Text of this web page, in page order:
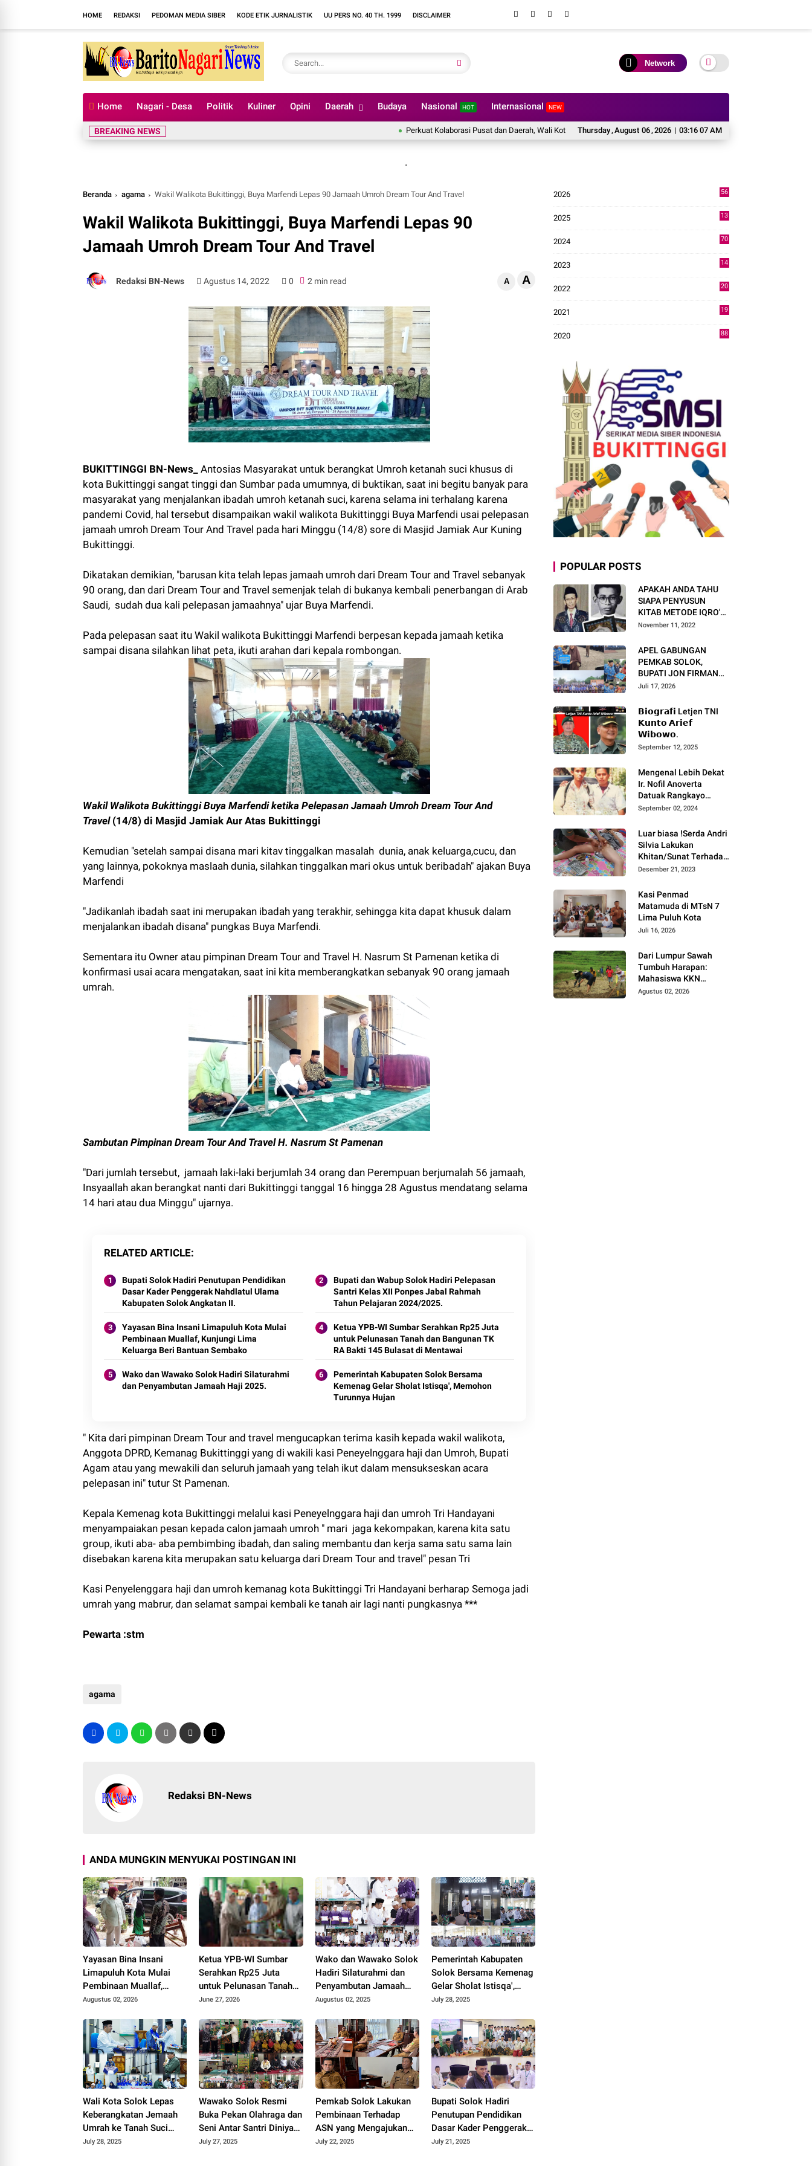
HOME REDAKSI PEDOMAN MEDIA SIBER KODE ETIK JURNALISTIK UU PERS NO. 40 TH. 1999 DISCLAIMER
Network
Home Nagari - Desa Politik Kuliner Opini Daerah Budaya Nasional HOT Internasional NEW
Thursday,August 06,2026 | 03:16 08 AM
BREAKING NEWS Perkuat Kolaborasi Pusat dan Daerah, Wali Kota Solok Hadiri Reses Anggota DPR RI H. Zigo Rolanda
.
Beranda agama Wakil Walikota Bukittinggi, Buya Marfendi Lepas 90 Jamaah Umroh Dream Tour And Travel
Wakil Walikota Bukittinggi, Buya Marfendi Lepas 90
Jamaah Umroh Dream Tour And Travel
Redaksi BN-News Agustus 14, 2022 0 2 min read A A
BUKITTINGGI BN-News_ Antosias Masyarakat untuk berangkat Umroh ketanah suci khusus di
kota Bukittinggi sangat tinggi dan Sumbar pada umumnya, di buktikan, saat ini begitu banyak para
masyarakat yang menjalankan ibadah umroh ketanah suci, karena selama ini terhalang karena
pandemi Covid, hal tersebut disampaikan wakil walikota Bukittinggi Buya Marfendi usai pelepasan
jamaah umroh Dream Tour And Travel pada hari Minggu (14/8) sore di Masjid Jamiak Aur Kuning
Bukittinggi.
Dikatakan demikian, "barusan kita telah lepas jamaah umroh dari Dream Tour and Travel sebanyak
90 orang, dan dari Dream Tour and Travel semenjak telah di bukanya kembali penerbangan di Arab
Saudi, sudah dua kali pelepasan jamaahnya" ujar Buya Marfendi.
Pada pelepasan saat itu Wakil walikota Bukittinggi Marfendi berpesan kepada jamaah ketika
sampai disana silahkan lihat peta, ikuti arahan dari kepala rombongan.
Wakil Walikota Bukittinggi Buya Marfendi ketika Pelepasan Jamaah Umroh Dream Tour And
Travel(14/8) di Masjid Jamiak Aur Atas Bukittinggi
Kemudian "setelah sampai disana mari kitav tinggalkan masalah dunia, anak keluarga,cucu, dan
yang lainnya, pokoknya maslaah dunia, silahkan tinggalkan mari okus untuk beribadah" ajakan Buya
Marfendi
"Jadikanlah ibadah saat ini merupakan ibadah yang terakhir, sehingga kita dapat khusuk dalam
menjalankan ibadah disana" pungkas Buya Marfendi.
Sementara itu Owner atau pimpinan Dream Tour and Travel H. Nasrum St Pamenan ketika di
konfirmasi usai acara mengatakan, saat ini kita memberangkatkan sebanyak 90 orang jamaah
umrah.
Sambutan Pimpinan Dream Tour And Travel H. Nasrum St Pamenan
"Dari jumlah tersebut, jamaah laki-laki berjumlah 34 orang dan Perempuan berjumalah 56 jamaah,
Insyaallah akan berangkat nanti dari Bukittinggi tanggal 16 hingga 28 Agustus mendatang selama
14 hari atau dua Minggu" ujarnya.
RELATED ARTICLE
Bupati Solok Hadiri Penutupan Pendidikan
Dasar Kader Penggerak Nahdlatul Ulama
Kabupaten Solok Angkatan II.
Bupati dan Wabup Solok Hadiri Pelepasan
Santri Kelas XII Ponpes Jabal Rahmah
Tahun Pelajaran 2024/2025.
Yayasan Bina Insani Limapuluh Kota Mulai
Pembinaan Muallaf, Kunjungi Lima
Keluarga Beri Bantuan Sembako
Ketua YPB-WI Sumbar Serahkan Rp25 Juta
untuk Pelunasan Tanah dan Bangunan TK
RA Bakti 145 Bulasat di Mentawai
Wako dan Wawako Solok Hadiri Silaturahmi
dan Penyambutan Jamaah Haji 2025.
Pemerintah Kabupaten Solok Bersama
Kemenag Gelar Sholat Istisqa', Memohon
Turunnya Hujan
" Kita dari pimpinan Dream Tour and travel mengucapkan terima kasih kepada wakil walikota,
Anggota DPRD, Kemanag Bukittinggi yang di wakili kasi Peneyelnggara haji dan Umroh, Bupati
Agam atau yang mewakili dan seluruh jamaah yang telah ikut dalam mensukseskan acara
pelepasan ini" tutur St Pamenan.
Kepala Kemenag kota Bukittinggi melalui kasi Peneyelnggara haji dan umroh Tri Handayani
menyampaiakan pesan kepada calon jamaah umroh " mari jaga kekompakan, karena kita satu
group, ikuti aba- aba pembimbing ibadah, dan saling membantu dan kerja sama satu sama lain
disebakan karena kita merupakan satu keluarga dari Dream Tour and travel" pesan Tri
Kasi Penyelenggara haji dan umroh kemanag kota Bukittinggi Tri Handayani berharap Semoga jadi
umrah yang mabrur, dan selamat sampai kembali ke tanah air lagi nanti pungkasnya ***
Pewarta :stm
agama
Redaksi BN-News
ANDA MUNGKIN MENYUKAI POSTINGAN INI
Yayasan Bina Insani
Limapuluh Kota Mulai
Pembinaan Muallaf,
Kunjungi Lima Keluarga
Augustus 02, 2026
Ketua YPB-WI Sumbar
Serahkan Rp25 Juta
untuk Pelunasan Tanah
dan Bangunan TK RA
Mentawai
June 27, 2026
Wako dan Wawako Solok
Hadiri Silaturahmi dan
Penyambutan Jamaah
Haji 2025.
Augustus 02, 2025
Pemerintah Kabupaten
Solok Bersama Kemenag
Gelar Sholat Istisqa',
Memohon Turunnya
July 28, 2025
Wali Kota Solok Lepas
Keberangkatan Jemaah
Umrah ke Tanah Suci
Tahun 2025.
July 28, 2025
Wawako Solok Resmi
Buka Pekan Olahraga dan
Seni Antar Santri Diniyah
Nasional (Porsadinnas)
July 27, 2025
Pemkab Solok Lakukan
Pembinaan Terhadap
ASN yang Mengajukan
Perceraian 2025.
July 22, 2025
Bupati Solok Hadiri
Penutupan Pendidikan
Dasar Kader Penggerak
Nahdlatul Ulama
July 21, 2025
2026
56
2025
13
2024
70
2023
14
2022
20
2021
19
2020
88
POPULAR POSTS
APAKAH ANDA TAHU
SIAPA PENYUSUN
KITAB METODE IQRO'?
INI BIOGRAFI KH. AS'AD
November 11, 2022
APEL GABUNGAN
PEMKAB SOLOK,
BUPATI JON FIRMAN
PANDU TEKANKAN ASN
DAN PELAYANAN
MASYARAKAT.
Juli 17, 2026
𝗕𝗶𝗼𝗴𝗿𝗮𝗳𝗶 Letjen TNI
𝗞𝘂𝗻𝘁𝗼 𝗔𝗿𝗶𝗲𝗳
𝗪𝗶𝗯𝗼𝘄𝗼.
September 12, 2025
Mengenal Lebih Dekat
Ir. Nofil Anoverta
Datuak Rangkayo
Batuah Cawako
September 02, 2024
Luar biasa !Serda Andri
Silvia Lakukan
Khitan/Sunat Terhadap
Anak Warga Binaannya
Desember 21, 2023
Kasi Penmad
Matamuda di MTsN 7
Lima Puluh Kota
Juli 16, 2026
Dari Lumpur Sawah
Tumbuh Harapan:
Mahasiswa KKN
Universitas Andalas
Agustus 02, 2026